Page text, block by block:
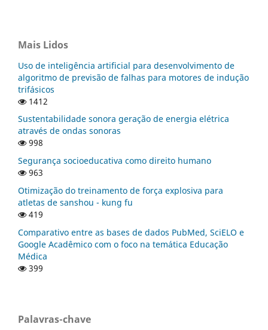
Mais Lidos
Uso de inteligência artificial para desenvolvimento de
algoritmo de previsão de falhas para motores de indução
trifásicos
1412
Sustentabilidade sonora geração de energia elétrica
através de ondas sonoras
998
Segurança socioeducativa como direito humano
963
Otimização do treinamento de força explosiva para
atletas de sanshou - kung fu
419
Comparativo entre as bases de dados PubMed, SciELO e
Google Acadêmico com o foco na temática Educação
Médica
399
Palavras-chave